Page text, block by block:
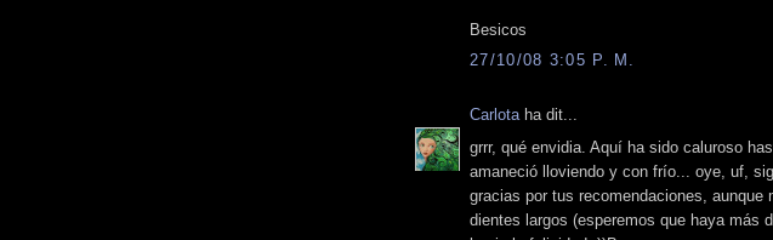
Besicos
27/10/08 3:05 P. M.
Carlotaha dit...
grrr, qué envidia. Aquí ha sido caluroso
amaneció lloviendo y con frío... oye, uf,
gracias por tus recomendaciones, aunque
dientes largos (esperemos que haya más